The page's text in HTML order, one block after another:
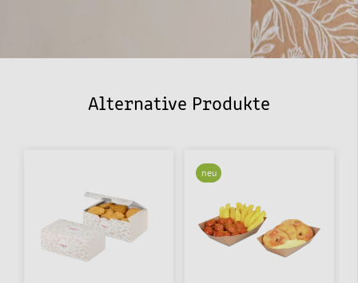
Alternative Produkte
neu